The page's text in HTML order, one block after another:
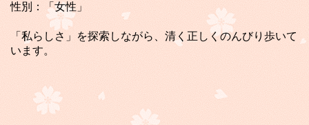
性別：「女性」
「私らしさ」を探索しながら、清く正しくのんびり歩いて
います。